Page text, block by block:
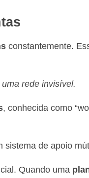
constantemente.
rede invisível.
, conhecida como
sistema de apoio
Quando uma